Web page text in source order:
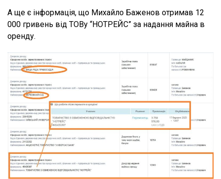
А ще є інформація, що Михайло Баженов отримав 12
000 гривень від ТОВу “НОТРЕЙС” за надання майна в
оренду.